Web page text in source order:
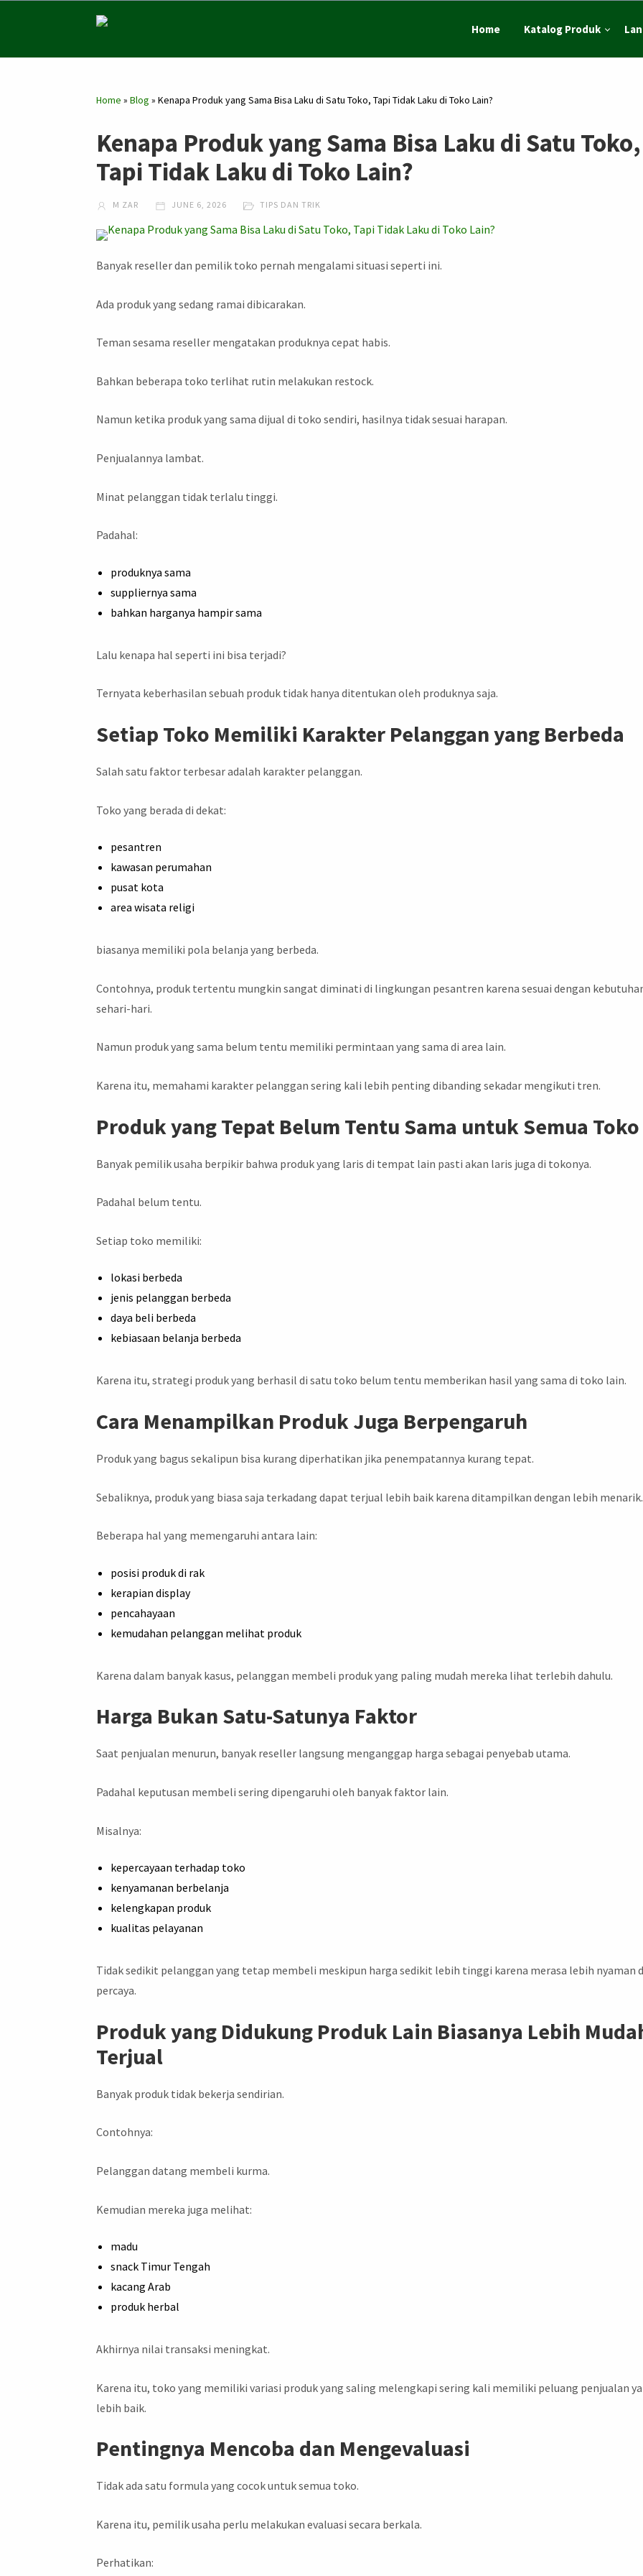
Home Katalog Produk
Home »Blog »Kenapa Produk yang Sama Bisa Laku di Satu Toko, Tapi Tidak Laku di Toko Lain?
Kenapa Produk yang Sama Bisa Laku di Satu Toko,
Tapi Tidak Laku di Toko Lain?
M ZAR JUNE 6, 2026 TIPS DAN TRIK
Banyak reseller dan pemilik toko pernah mengalami situasi seperti ini.
Ada produk yang sedang ramai dibicarakan.
Teman sesama reseller mengatakan produknya cepat habis.
Bahkan beberapa toko terlihat rutin melakukan restock.
Namun ketika produk yang sama dijual di toko sendiri, hasilnya tidak sesuai harapan.
Penjualannya lambat.
Minat pelanggan tidak terlalu tinggi.
Padahal:
produknya sama
suppliernya sama
bahkan harganya hampir sama
Lalu kenapa hal seperti ini bisa terjadi?
Ternyata keberhasilan sebuah produk tidak hanya ditentukan oleh produknya saja.
Setiap Toko Memiliki Karakter Pelanggan yang Berbeda
Salah satu faktor terbesar adalah karakter pelanggan.
Toko yang berada di dekat:
pesantren
kawasan perumahan
pusat kota
area wisata religi
biasanya memiliki pola belanja yang berbeda.
Contohnya, produk tertentu mungkin sangat diminati di lingkungan pesantren karena sesuai dengan
sehari-hari.
Namun produk yang sama belum tentu memiliki permintaan yang sama di area lain.
Karena itu, memahami karakter pelanggan sering kali lebih penting dibanding sekadar mengikuti tren.
Produk yang Tepat Belum Tentu Sama untuk Semua Toko
Banyak pemilik usaha berpikir bahwa produk yang laris di tempat lain pasti akan laris juga di tokonya.
Padahal belum tentu.
Setiap toko memiliki:
lokasi berbeda
jenis pelanggan berbeda
daya beli berbeda
kebiasaan belanja berbeda
Karena itu, strategi produk yang berhasil di satu toko belum tentu memberikan hasil yang sama di toko lain.
Cara Menampilkan Produk Juga Berpengaruh
Produk yang bagus sekalipun bisa kurang diperhatikan jika penempatannya kurang tepat.
Sebaliknya, produk yang biasa saja terkadang dapat terjual lebih baik karena ditampilkan dengan lebih menarik.
Beberapa hal yang memengaruhi antara lain:
posisi produk di rak
kerapian display
pencahayaan
kemudahan pelanggan melihat produk
Karena dalam banyak kasus, pelanggan membeli produk yang paling mudah mereka lihat terlebih dahulu.
Harga Bukan Satu-Satunya Faktor
Saat penjualan menurun, banyak reseller langsung menganggap harga sebagai penyebab utama.
Padahal keputusan membeli sering dipengaruhi oleh banyak faktor lain.
Misalnya:
kepercayaan terhadap toko
kenyamanan berbelanja
kelengkapan produk
kualitas pelayanan
Tidak sedikit pelanggan yang tetap membeli meskipun harga sedikit lebih tinggi karena merasa lebih nyaman
percaya.
Produk yang Didukung Produk Lain Biasanya Lebih
Terjual
Banyak produk tidak bekerja sendirian.
Contohnya:
Pelanggan datang membeli kurma.
Kemudian mereka juga melihat:
madu
snack Timur Tengah
kacang Arab
produk herbal
Akhirnya nilai transaksi meningkat.
Karena itu, toko yang memiliki variasi produk yang saling melengkapi sering kali memiliki peluang penjualan
lebih baik.
Pentingnya Mencoba dan Mengevaluasi
Tidak ada satu formula yang cocok untuk semua toko.
Karena itu, pemilik usaha perlu melakukan evaluasi secara berkala.
Perhatikan: